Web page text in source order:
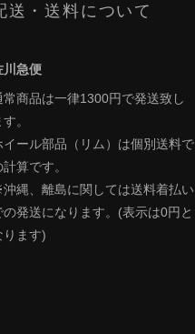
送・送料について
川急便
常商品は一律1300円で発送致し
す。
イール部品（リム）は個別送料で
計算です。
縄、離島に関しては送料着払い
の発送になります。(表示は0円と
ります)